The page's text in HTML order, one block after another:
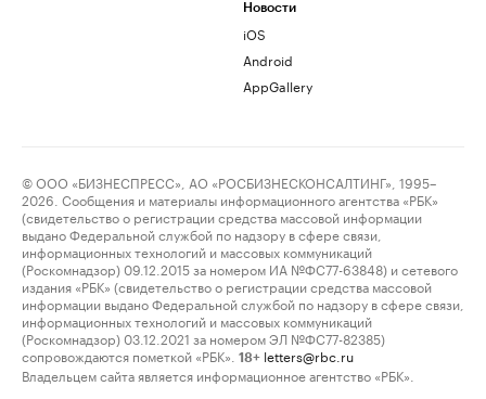
Новости
iOS
Android
AppGallery
© ООО «БИЗНЕСПРЕСС», АО «РОСБИЗНЕСКОНСАЛТИНГ», 1995–
2026. Сообщения и материалы информационного агентства «РБК»
(свидетельство о регистрации средства массовой информации
выдано Федеральной службой по надзору в сфере связи,
информационных технологий и массовых коммуникаций
(Роскомнадзор) 09.12.2015 за номером ИА №ФС77-63848) и сетевого
издания «РБК» (свидетельство о регистрации средства массовой
информации выдано Федеральной службой по надзору в сфере связи,
информационных технологий и массовых коммуникаций
(Роскомнадзор) 03.12.2021 за номером ЭЛ №ФС77-82385)
сопровождаются пометкой «РБК».
18+ letters@rbc.ru
Владельцем сайта является информационное агентство «РБК».